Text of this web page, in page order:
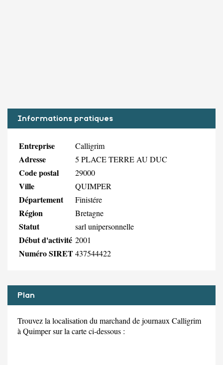
Informations pratiques
Entreprise Calligrim
Adresse 5 PLACE TERRE AU DUC
Code postal 29000
Ville QUIMPER
Département Finistére
Région Bretagne
Statut sarl unipersonnelle
Début d'activité 2001
Numéro SIRET437544422
Plan
Trouvez la localisation du marchand de journaux Calligrim
à Quimper sur la carte ci-dessous :